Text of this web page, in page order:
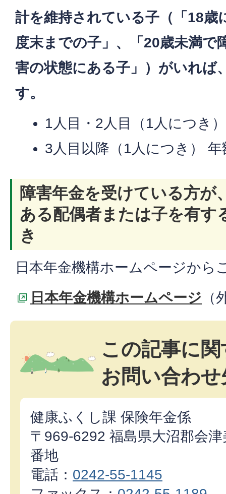
計を維持されている子（「18歳
度末までの子」、「20歳未満で
害の状態にある子」）がいれば
す。
1人目・2人目（1人につき
3人目以降（1人につき）
障害年金を受けている方が
ある配偶者または子を有す
き
日本年金機構ホームページから
日本年金機構ホームページ （
この記事に
お問い合わせ
健康ふくし課 保険年金係
〒969-6292 福島県大沼郡会
番地
電話： 0242-55-1145